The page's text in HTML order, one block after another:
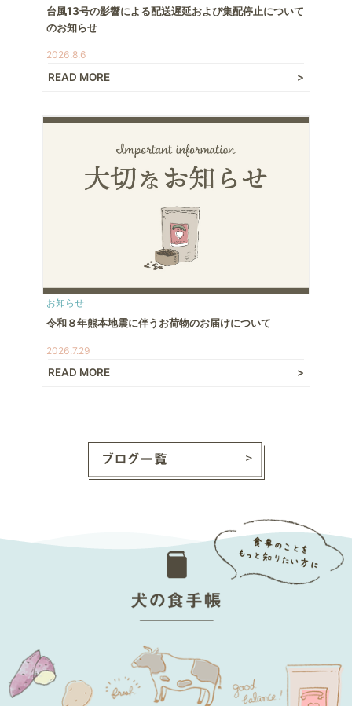
台風13号の影響による配送遅延および集配停止について
のお知らせ
2026.8.6
READ MORE
お知らせ
令和８年熊本地震に伴うお荷物のお届けについて
2026.7.29
READ MORE